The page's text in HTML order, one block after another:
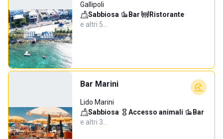
Gallipoli
Sabbiosa· Bar· Ristorante·
e altri 5…
Bar Marini
Lido Marini
Sabbiosa· Accesso animali· Bar·
e altri 3…